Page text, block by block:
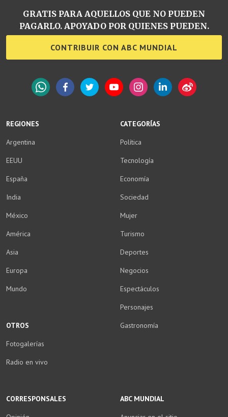
REGIONES
Argentina
EEUU
España
India
México
América
Asia
Europa
Mundo
CATEGORÍAS
Política
Tecnología
Economía
Sociedad
Mujer
Turismo
Deportes
Negocios
Espectáculos
Personajes
Gastronomía
CORRESPONSALES
OTROS
Fotogalerías
Radio en vivo
ABC MUNDIAL
GRATIS PARA AQUELLOS QUE NO PUEDEN
PAGARLO. APOYADO POR QUIENES PUEDEN.
CONTRIBUIR CON ABC MUNDIAL